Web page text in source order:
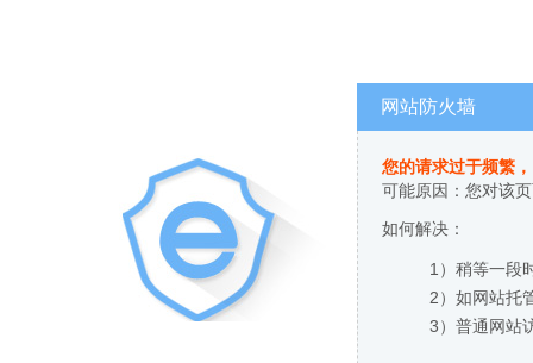
网站防火墙
您的请求过于频繁
可能原因：您对该
如何解决：
1）稍等一段
2）如网站托
3）普通网站